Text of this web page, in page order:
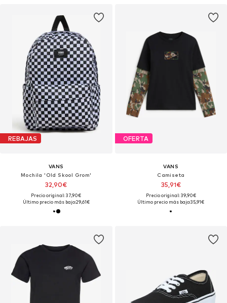
REBAJAS
VANS
Mochila 'Old Skool Grom'
32,90€
Precio original: 37,90€
Último precio más bajo:29,61€
OFERTA
VANS
Camiseta
35,91€
Precio original: 39,90€
Último precio más bajo:35,91€